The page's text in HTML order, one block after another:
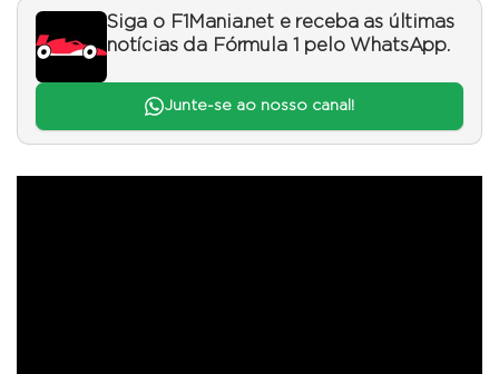
Siga o F1Mania.net e receba as últimas
notícias da Fórmula 1 pelo WhatsApp.
Junte-se ao nosso canal!